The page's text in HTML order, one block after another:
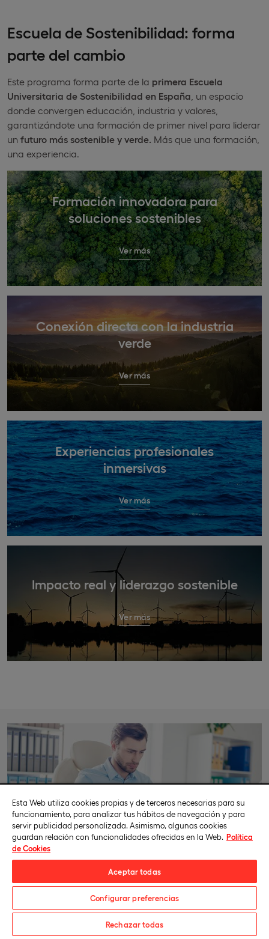
Escuela de Sostenibilidad: forma
parte del cambio
Este programa forma parte de la primera Escuela
Universitaria de Sostenibilidad en España , un espacio
donde convergen educación, industria y valores,
garantizándote una formación de primer nivel para liderar
un futuro más sostenible y verde. Más que una formación,
una experiencia.
Formación innovadora para
soluciones sostenibles
Ver más
Conexión directa con la industria
verde
Ver más
Experiencias profesionales
inmersivas
Ver más
Impacto real y liderazgo sostenible
Ver más
Plan de Estudios de la Maestría en
Sistemas Integrados de Gestión
(SIG)
Solicita información
Esta Web utiliza cookies propias y de terceros necesarias para su
funcionamiento, para analizar tus hábitos de navegación y para
servir publicidad personalizada. Asimismo, algunas cookies
guardan relación con funcionalidades ofrecidas en la Web. Política
de Cookies
Aceptar todas
Configurar preferencias
Rechazar todas